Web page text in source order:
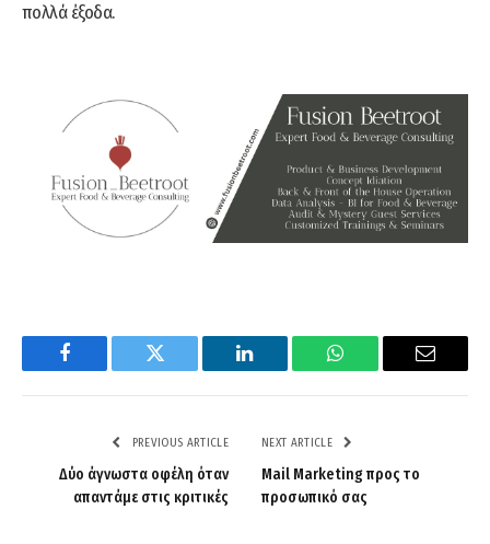
πολλά έξοδα.
Facebook Twitter LinkedIn WhatsApp Email
PREVIOUS ARTICLE
Δύο άγνωστα οφέλη όταν
απαντάμε στις κριτικές
NEXT ARTICLE
Mail Marketing προς το
προσωπικό σας